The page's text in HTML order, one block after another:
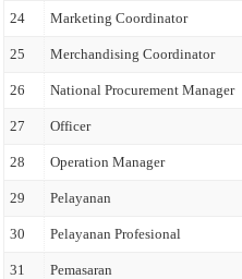
24 Marketing Coordinator
25 Merchandising Coordinator
26 National Procurement Manager
27 Officer
28 Operation Manager
29 Pelayanan
30 Pelayanan Profesional
31 Pemasaran